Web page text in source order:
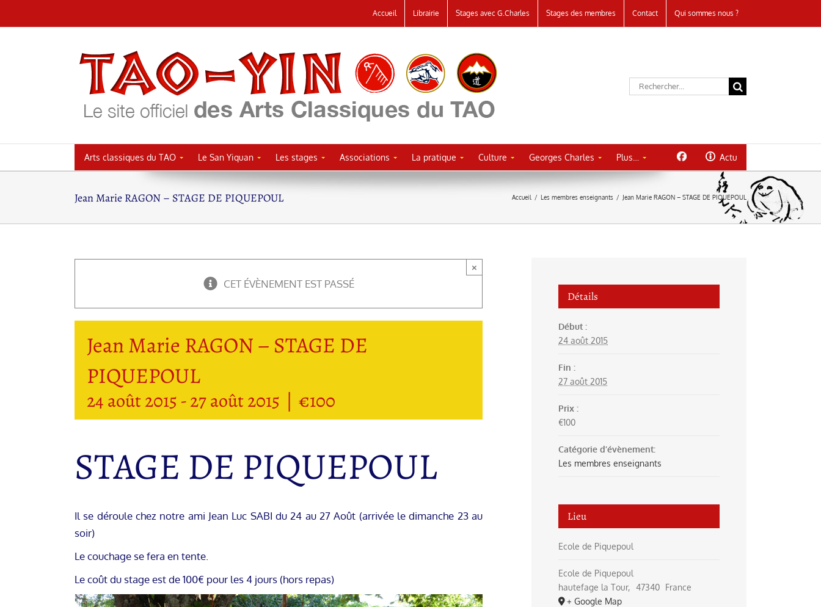
au
Accueil Librairie Stages avec G.Charles Stages des membres Contact Qui sommes nous ?
Rechercher:
Arts classiques du TAO Le San Yiquan Les stages Associations La pratique Culture Georges Charles Plus… Actu
Jean Marie RAGON – STAGE DE PIQUEPOUL Accueil / Les membres enseignants / Jean Marie RAGON – STAGE DE PIQUEPOUL
CET ÉVÈNEMENT EST PASSÉ
×
Jean Marie RAGON – STAGE DE
PIQUEPOUL
24 août 2015 -27 août 2015 | €100
STAGE DE PIQUEPOUL
Il se déroule chez notre ami Jean Luc SABI du 24 au 27 Août (arrivée le dimanche 23 au
soir)
Le couchage se fera en tente.
Le coût du stage est de 100€ pour les 4 jours (hors repas)
Détails
Début :
24 août 2015
Fin :
27 août 2015
Prix :
€100
Catégorie d’évènement:
Les membres enseignants
Lieu
Ecole de Piquepoul
Ecole de Piquepoul
hautefage la Tour, 47340
France
+ Google Map